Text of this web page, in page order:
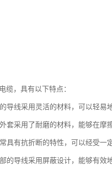
缆，具有以下特点：
导线采用灵活的材料，可以轻易
套采用了耐磨的材料，能够在摩
具有抗折断的特性，可以经受一
的导线采用屏蔽设计，能够有效